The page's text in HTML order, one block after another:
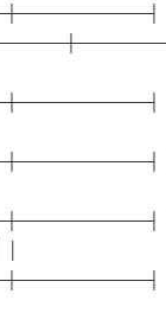
│4
│6
│7
│8